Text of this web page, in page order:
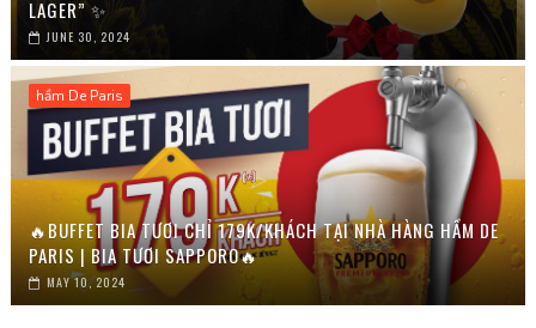
LAGER” ✨
JUNE 30, 2024
hầm De Paris
🔥BUFFET BIA TƯƠI CHỈ 179K/KHÁCH TẠI NHÀ HÀNG HẦM DE
PARIS | BIA TƯƠI SAPPORO🔥
MAY 10, 2024